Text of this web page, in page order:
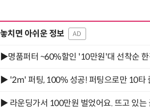
놓치면 아쉬운 정보 AD
▶명품퍼터 ~60%할인 '10만원'대 선착순
▶ '2m' 퍼팅, 100% 성공! 퍼팅으로만 10타
▶ 라운딩가서 100만원 벌었어요. 뜨고 있는